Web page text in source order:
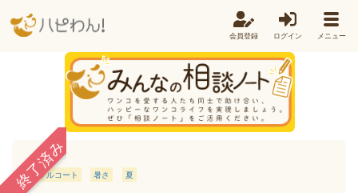
会員登録 ログイン メニュー
終了済み
ダブルコート 暑さ 夏